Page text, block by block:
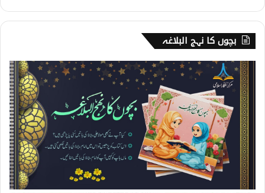
بچوں کا نہج البلاغہ